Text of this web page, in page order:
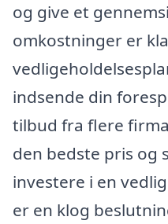
og give et
omkostninger er
indsende din
tilbud fra flere
den bedste pris og
investere i en
er en klog